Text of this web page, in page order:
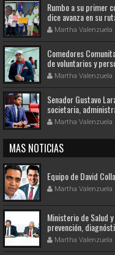
Rumbo a su primer
dice avanza en su
Martha Valenzuela
Comedores
de voluntarios y
Caribe Santo
Martha Valenzuela
Senador Gustavo
societaria,
Martha Valenzuela
MAS NOTICIAS
Equipo de David
Martha Valenzuela
Ministerio de Salud
prevención,
Martha Valenzuela